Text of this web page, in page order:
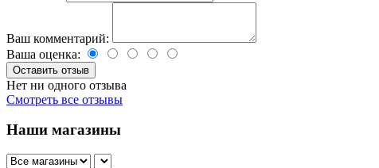
Ваш комментарий:
Ваша оценка:
Нет ни одного отзыва
Смотреть все отзывы
Наши магазины